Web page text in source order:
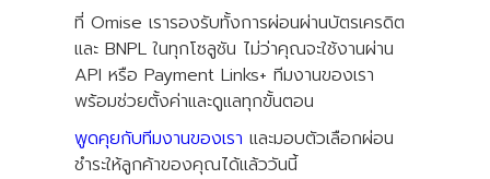
ที่ Omise เรารองรับทั้งการผ่อนผ่านบัตรเครดิต
และ BNPL ในทุกโซลูชัน ไม่ว่าคุณจะใช้งานผ่าน
API หรือ Payment Links+ ทีมงานของเรา
พร้อมช่วยตั้งค่าและดูแลทุกขั้นตอน
พูดคุยกับทีมงานของเรา และมอบตัวเลือกผ่อน
ชำระให้ลูกค้าของคุณได้แล้ววันนี้